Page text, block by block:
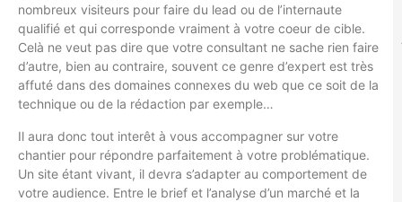
nombreux visiteurs pour faire du lead ou de l’internaute
qualifié et qui corresponde vraiment à votre coeur de cible.
Celà ne veut pas dire que votre consultant ne sache rien faire
d’autre, bien au contraire, souvent ce genre d’expert est très
affuté dans des domaines connexes du web que ce soit de la
technique ou de la rédaction par exemple…
Il aura donc tout interêt à vous accompagner sur votre
chantier pour répondre parfaitement à votre problématique.
Un site étant vivant, il devra s’adapter au comportement de
votre audience. Entre le brief et l’analyse d’un marché et la